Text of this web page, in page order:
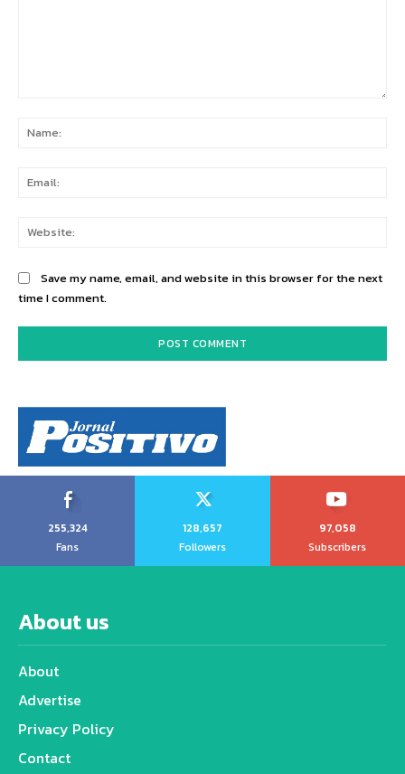
Save my name, email, and website in this browser for the next
time I comment.
255,324
Fans
128,657
Followers
97,058
Subscribers
About us
About
Advertise
Privacy Policy
Contact